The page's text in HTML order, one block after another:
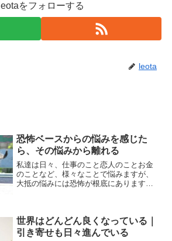
leotaをフォローする
leota
恐怖ベースからの悩みを感じた
ら、その悩みから離れる
私達は日々、仕事のこと恋人のことお金
のことなど、様々なことで悩みますが、
大抵の悩みには恐怖が根底にあります。
から現れるものが多いです...
世界はどんどん良くなっている｜
引き寄せも日々進んでいる